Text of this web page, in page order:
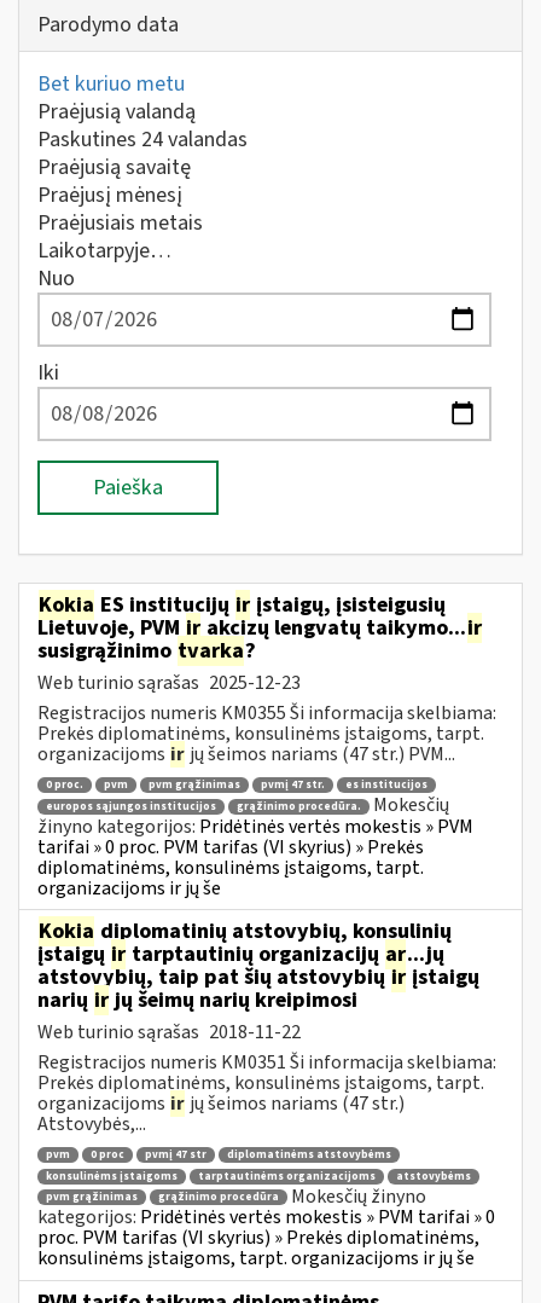
Parodymo data
Bet kuriuo metu
Praėjusią valandą
Paskutines 24 valandas
Praėjusią savaitę
Praėjusį mėnesį
Praėjusiais metais
Laikotarpyje…
Nuo
Iki
Paieška
Kokia ES institucijų ir įstaigų, įsisteigusių
Lietuvoje, PVM ir akcizų lengvatų taikymo...ir
susigrąžinimo tvarka?
Web turinio sąrašas 2025-12-23
Registracijos numeris KM0355 Ši informacija skelbiama:
Prekės diplomatinėms, konsulinėms įstaigoms, tarpt.
organizacijoms ir jų šeimos nariams (47 str.) PVM...
0 proc. pvm pvm grąžinimas pvmį 47 str.
es institucijos
europos sąjungos institucijos
grąžinimo procedūra.
Mokesčių
žinyno kategorijos: Pridėtinės vertės mokestis » PVM
tarifai » 0 proc. PVM tarifas (VI skyrius) » Prekės
diplomatinėms, konsulinėms įstaigoms, tarpt.
organizacijoms ir jų še
Kokia diplomatinių atstovybių, konsulinių
įstaigų ir tarptautinių organizacijų ar...jų
atstovybių, taip pat šių atstovybiųir įstaigų
narių irjų šeimų narių kreipimosi
Web turinio sąrašas 2018-11-22
Registracijos numeris KM0351 Ši informacija skelbiama:
Prekės diplomatinėms, konsulinėms įstaigoms, tarpt.
organizacijoms ir jų šeimos nariams (47 str.)
Atstovybės,...
pvm 0 proc pvmį 47 str
diplomatinėms atstovybėms
konsulinėms įstaigoms
tarptautinėms organizacijoms
atstovybėms
pvm grąžinimas
grąžinimo procedūra
Mokesčių žinyno
kategorijos: Pridėtinės vertės mokestis » PVM tarifai » 0
proc. PVM tarifas (VI skyrius) » Prekės diplomatinėms,
konsulinėms įstaigoms, tarpt. organizacijoms ir jų še